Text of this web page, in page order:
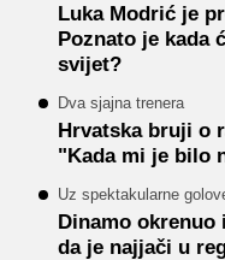
Luka Modrić je
Poznato je kada
svijet?
Dva sjajna trenera
Hrvatska bruji o
"Kada mi je bilo
Uz spektakularne
Dinamo okrenuo
da je najjači u